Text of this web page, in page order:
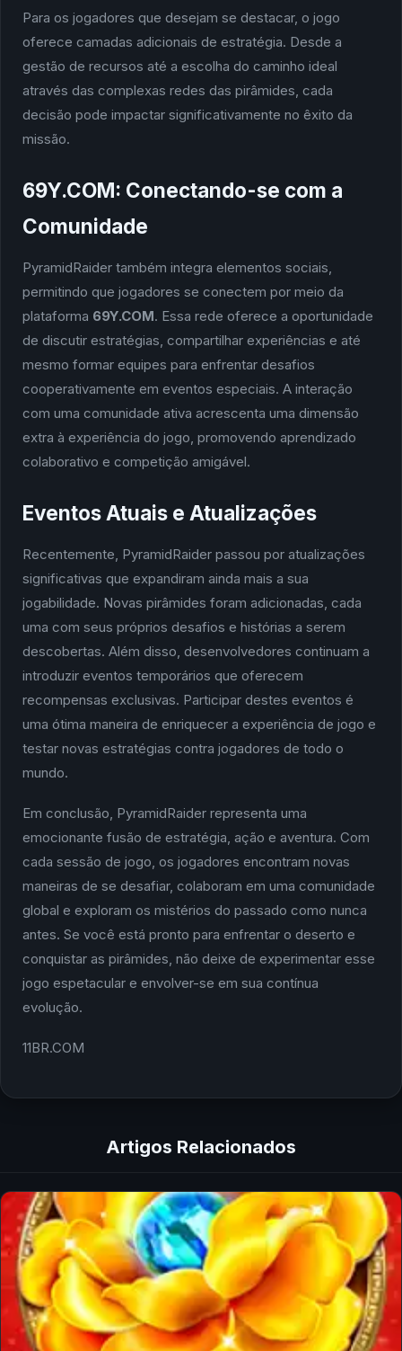
Para os jogadores que desejam se destacar, o jogo
oferece camadas adicionais de estratégia. Desde a
gestão de recursos até a escolha do caminho ideal
através das complexas redes das pirâmides, cada
decisão pode impactar significativamente no êxito da
missão.
69Y.COM: Conectando-se com a
Comunidade
PyramidRaider também integra elementos sociais,
permitindo que jogadores se conectem por meio da
plataforma 69Y.COM. Essa rede oferece a oportunidade
de discutir estratégias, compartilhar experiências e até
mesmo formar equipes para enfrentar desafios
cooperativamente em eventos especiais. A interação
com uma comunidade ativa acrescenta uma dimensão
extra à experiência do jogo, promovendo aprendizado
colaborativo e competição amigável.
Eventos Atuais e Atualizações
Recentemente, PyramidRaider passou por atualizações
significativas que expandiram ainda mais a sua
jogabilidade. Novas pirâmides foram adicionadas, cada
uma com seus próprios desafios e histórias a serem
descobertas. Além disso, desenvolvedores continuam a
introduzir eventos temporários que oferecem
recompensas exclusivas. Participar destes eventos é
uma ótima maneira de enriquecer a experiência de jogo e
testar novas estratégias contra jogadores de todo o
mundo.
Em conclusão, PyramidRaider representa uma
emocionante fusão de estratégia, ação e aventura. Com
cada sessão de jogo, os jogadores encontram novas
maneiras de se desafiar, colaboram em uma comunidade
global e exploram os mistérios do passado como nunca
antes. Se você está pronto para enfrentar o deserto e
conquistar as pirâmides, não deixe de experimentar esse
jogo espetacular e envolver-se em sua contínua
evolução.
11BR.COM
Artigos Relacionados